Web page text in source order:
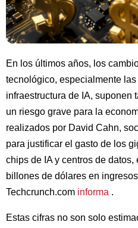
En los últimos años, los
tecnológico, especialmente
infraestructura de IA, suponen
un riesgo grave para la
realizados por David Cahn,
para justificar el gasto de los
chips de IA y centros de
billones de dólares en
Techcrunch.com informa .
Estas cifras no son solo